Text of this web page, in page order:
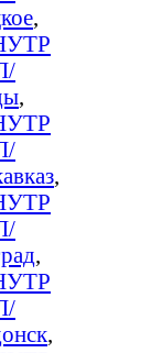
,
,
,
,
,